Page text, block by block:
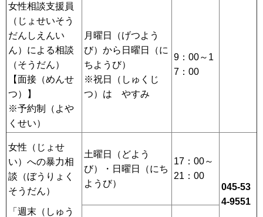
女性相談支援員
（じょせいそう
だんしえんい
ん）による相談
（そうだん）
【面接（めんせ
つ）】
※予約制（よや
くせい）
月曜日（げつよう
び）から日曜日（に
ちようび）
※祝日（しゅくじ
つ）は やすみ
9：00～1
7：00
女性（じょせ
い）への暴力相
談（ぼうりょく
そうだん）
「週末（しゅう
土曜日（どよう
び）・日曜日（にち
ようび）
17：00～
21：00
045-53
4-9551